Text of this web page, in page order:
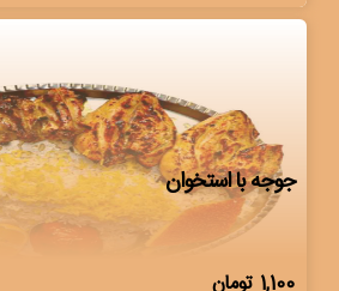
جوجه با استخوان
1,100 تومان